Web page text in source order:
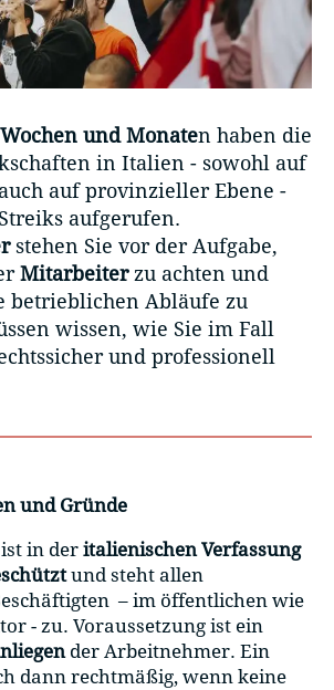
und Monaten haben die
in Italien - sowohl auf
auf provinzieller Ebene -
aufgerufen.
stehen Sie vor der Aufgabe,
Mitarbeiterzu achten und
betrieblichen Abläufe zu
wissen, wie Sie im Fall
und professionell
und Gründe
in der italienischen Verfassung
und steht allen
– im öffentlichen wie
- zu. Voraussetzung ist ein
der Arbeitnehmer. Ein
dann rechtmäßig, wenn keine